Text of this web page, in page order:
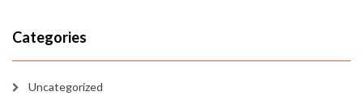
Categories
Uncategorized